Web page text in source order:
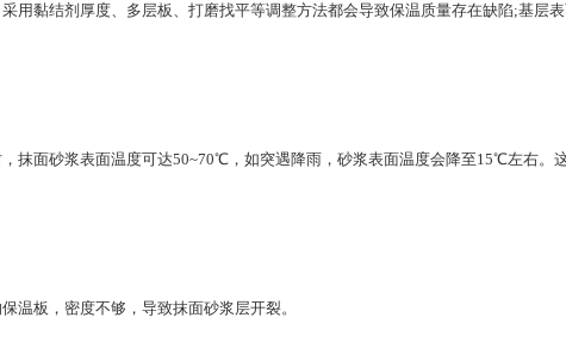
结剂厚度、多层板、打磨找平等调整方法都会导致保温质量存在缺陷;基层
面砂浆表面温度可达50~70℃，如突遇降雨，砂浆表面温度会降至15℃左右。
板，密度不够，导致抹面砂浆层开裂。